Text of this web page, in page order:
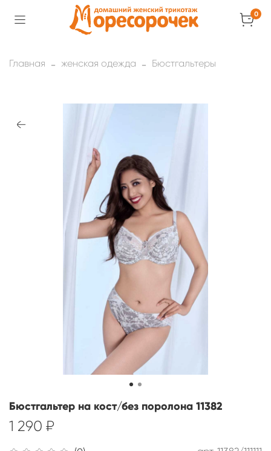
0
Главная женская одежда Бюстгальтеры
Бюстгальтер на кост/без поролона 11382
1 290 ₽